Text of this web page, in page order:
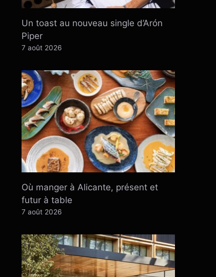
Un toast au nouveau single d’Arón
Piper
7 août 2026
Où manger à Alicante, présent et
futur à table
7 août 2026